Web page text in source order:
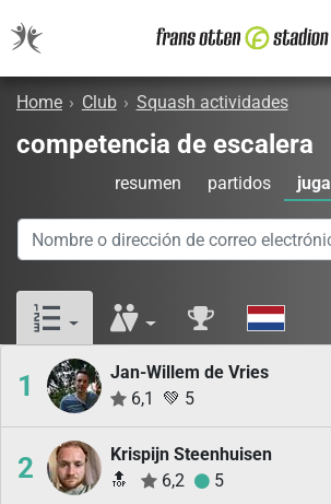
Home › Club › Squash actividades
competencia de escalera
resumen partidos
1
Jan-Willem de Vries
6,1
💚 5
2
Krispijn Steenhuisen
🔝
6,2 5